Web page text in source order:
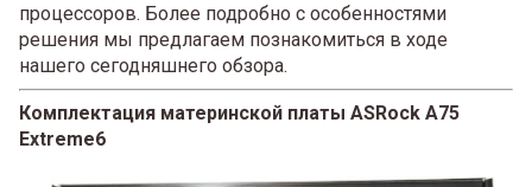
процессоров. Более подробно с особенностями
решения мы предлагаем познакомиться в ходе
нашего сегодняшнего обзора.
Комплектация материнской платы ASRock A75
Extreme6